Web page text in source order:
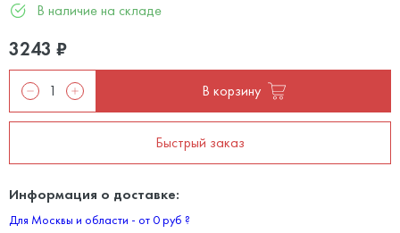
В наличие на складе
3243 ₽
В корзину
Быстрый заказ
Информация о доставке:
Для Москвы и области - от 0 руб ?